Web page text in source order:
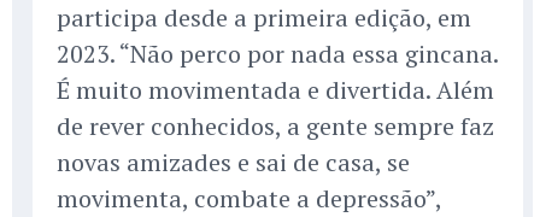
participa desde a primeira edição, em
2023. “Não perco por nada essa gincana.
É muito movimentada e divertida. Além
de rever conhecidos, a gente sempre faz
novas amizades e sai de casa, se
movimenta, combate a depressão”,